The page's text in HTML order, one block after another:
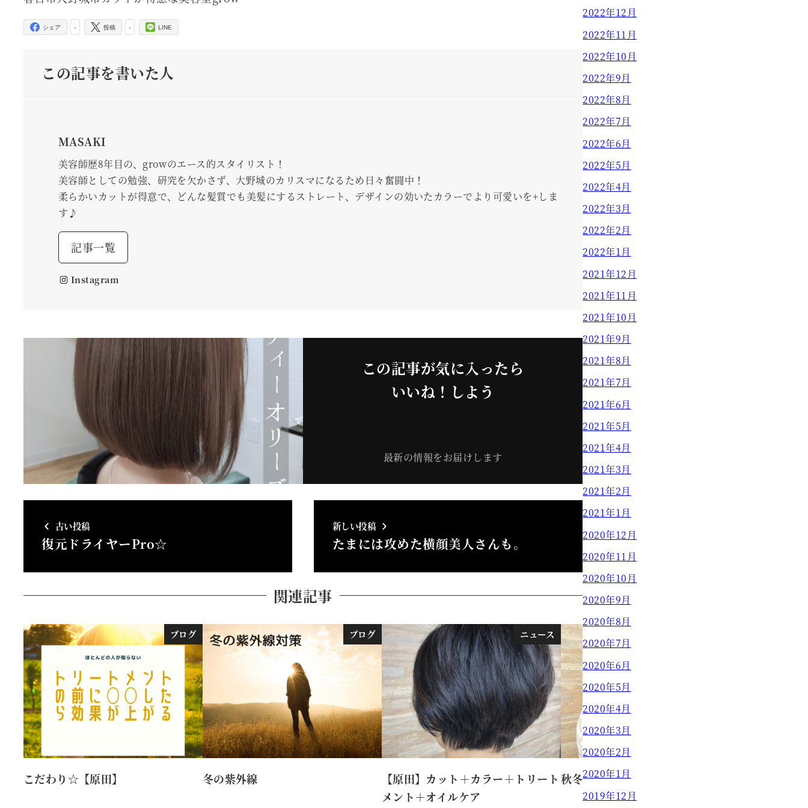
-
シェア -
投稿 LINE
この記事を書いた人
MASAKI
美容師歴8年目の、growのエース的スタイリスト！
美容師としての勉強、研究を欠かさず、大野城のカリスマになるため日々奮闘中！
柔らかいカットが得意で、どんな髪質でも美髪にするストレート、デザインの効いたカラーでより可愛いを+しま
す♪
記事一覧
Instagram
この記事が気に入ったら
いいね！しよう
最新の情報をお届けします
古い投稿
復元ドライヤーPro☆
新しい投稿
たまには攻めた横顔美人さんも。
関連記事
ブログ
こだわり☆【原田】
ブログ
冬の紫外線
ニュース
【原田】カット＋カラー＋トリート
メント＋オイルケア
秋冬おすすめカラーその2
2022年12月
2022年11月
2022年10月
2022年9月
2022年8月
2022年7月
2022年6月
2022年5月
2022年4月
2022年3月
2022年2月
2022年1月
2021年12月
2021年11月
2021年10月
2021年9月
2021年8月
2021年7月
2021年6月
2021年5月
2021年4月
2021年3月
2021年2月
2021年1月
2020年12月
2020年11月
2020年10月
2020年9月
2020年8月
2020年7月
2020年6月
2020年5月
2020年4月
2020年3月
2020年2月
2020年1月
2019年12月